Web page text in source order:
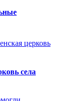
села